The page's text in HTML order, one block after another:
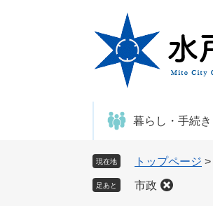
暮らし・手続き
現在地 トップページ >
足あと 市政